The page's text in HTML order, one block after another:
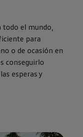
todo el mundo,
para
o de ocasión en
conseguirlo
esperas y